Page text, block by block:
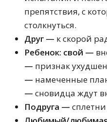
препятствия, с
столкнуться.
Друг — к скорой
Ребенок: свой —
— признак
— намеченные
— сновидца ждут
Подруга —